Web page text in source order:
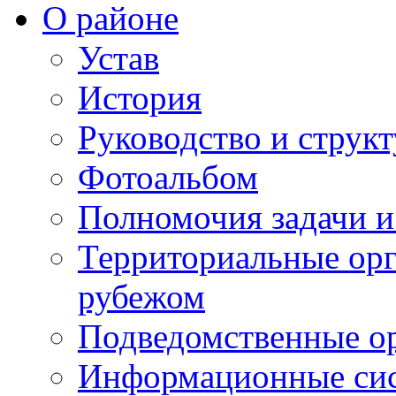
О районе
Устав
История
Руководство и
Фотоальбом
Полномочия задачи
Территориальные
рубежом
Подведомственные
Информационные